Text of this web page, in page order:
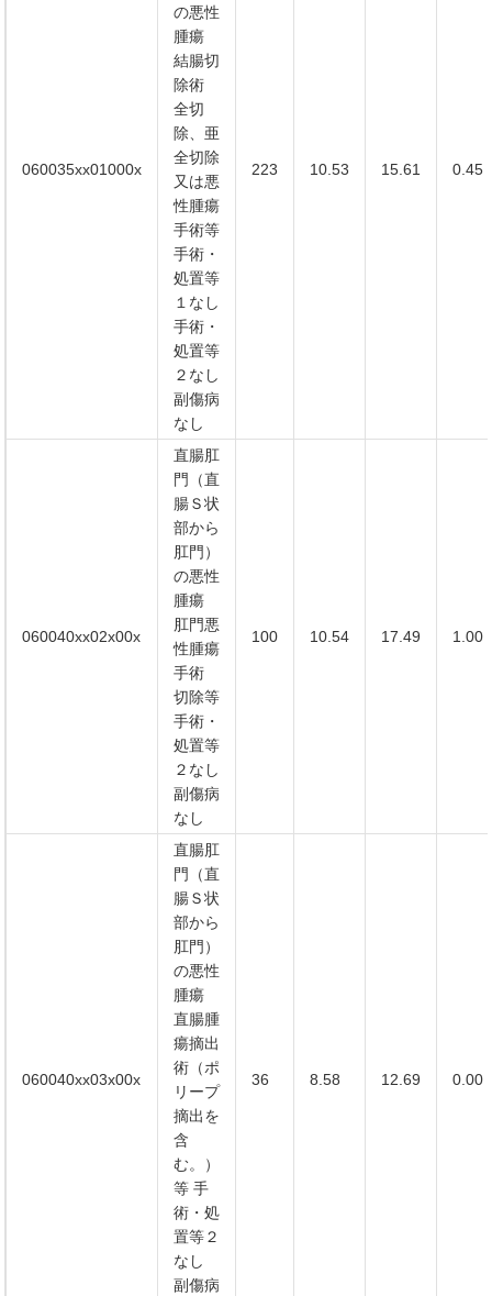
060035xx01000x
の悪性
腫瘍
結腸切
除術
全切
除、亜
全切除
又は悪
性腫瘍
手術等
手術・
処置等
１なし
手術・
処置等
２なし
副傷病
なし
223 10.53 15.61 0.45
060040xx02x00x
直腸肛
門（直
腸Ｓ状
部から
肛門）
の悪性
腫瘍
肛門悪
性腫瘍
手術
切除等
手術・
処置等
２なし
副傷病
なし
100 10.54 17.49 1.00
060040xx03x00x
直腸肛
門（直
腸Ｓ状
部から
肛門）
の悪性
腫瘍
直腸腫
瘍摘出
術（ポ
リープ
摘出を
含
む。）
等 手
術・処
置等２
なし
副傷病
36 8.58 12.69 0.00